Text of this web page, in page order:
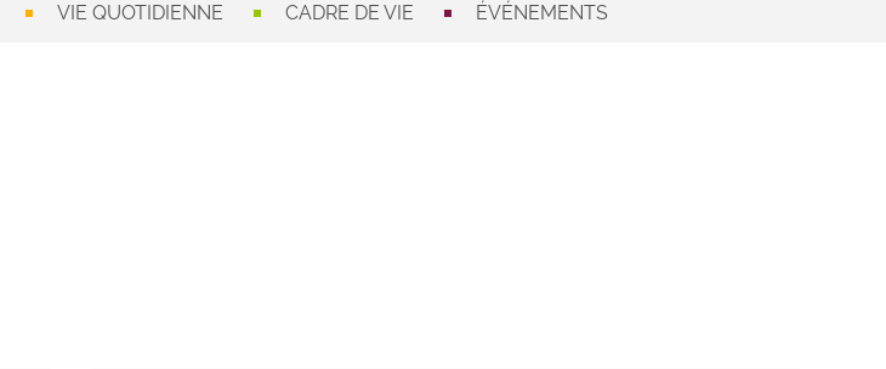
VIE QUOTIDIENNE CADRE DE VIE ÉVÉNEMENTS